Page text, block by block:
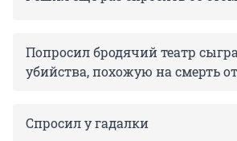
Попросил бродячий театр
убийства, похожую на смерть
Спросилу гадалки